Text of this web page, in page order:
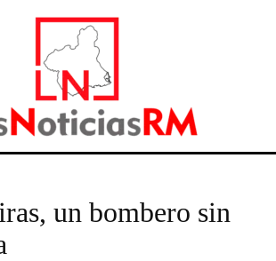
un bombero sin